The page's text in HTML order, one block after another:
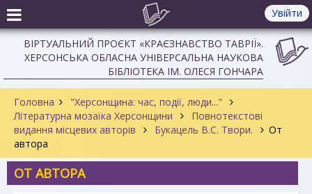
Увійти
ВІРТУАЛЬНИЙ ПРОЄКТ «КРАЄЗНАВСТВО ТАВРІЇ».
ХЕРСОНСЬКА ОБЛАСНА УНІВЕРСАЛЬНА НАУКОВА
БІБЛІОТЕКА ІМ. ОЛЕСЯ ГОНЧАРА
Головна
"Херсонщина: час, події, люди..."
Літературна мозаїка Херсонщини
Повнотекстові
видання місцевих авторів
Букацель В.С. Твори.
От
автора
ОТ АВТОРА